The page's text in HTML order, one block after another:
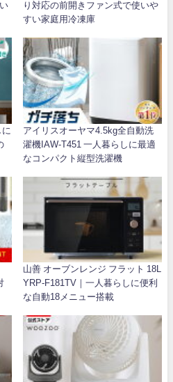
り対応の前開きファン式で使いや
すい家庭用冷凍庫
アイリスオーヤマ4.5kg全自動洗
濯機IAW-T451 一人暮らしに最適
なコンパクト縦型洗濯機
山善 オーブンレンジ フラット 18L
YRP-F181TV｜一人暮らしに便利
な自動18メニュー搭載